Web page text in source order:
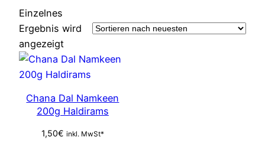
Einzelnes
Ergebnis wird
angezeigt
Chana Dal Namkeen
200g Haldirams
1,50€ inkl. MwSt*